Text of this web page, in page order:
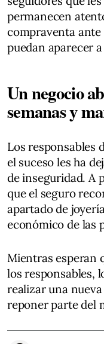
permanecen
compraventa ante
puedan aparecer
Un negocio
semanas y
Los responsables
el suceso les ha
de inseguridad. A
que el seguro
apartado de
económico de las
Mientras esperan
los responsables,
realizar una
reponer parte del